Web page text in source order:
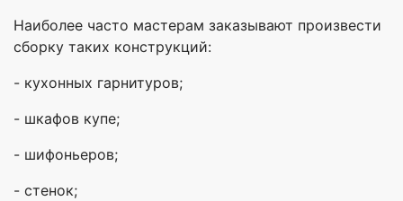
Наиболее часто мастерам заказывают произвести
сборку таких конструкций:
- кухонных гарнитуров;
- шкафов купе;
- шифоньеров;
- стенок;